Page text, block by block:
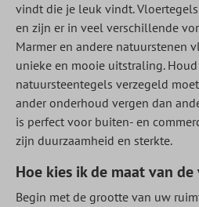
vindt die je leuk vindt.
en zijn er in veel verschillende
Marmer en andere natuurstenen
unieke en mooie uitstraling.
natuursteentegels verzegeld
ander onderhoud vergen dan
is perfect voor buiten- en
zijn duurzaamheid en sterkte.
Hoe kies ik de maat van
Begin met de grootte van uw